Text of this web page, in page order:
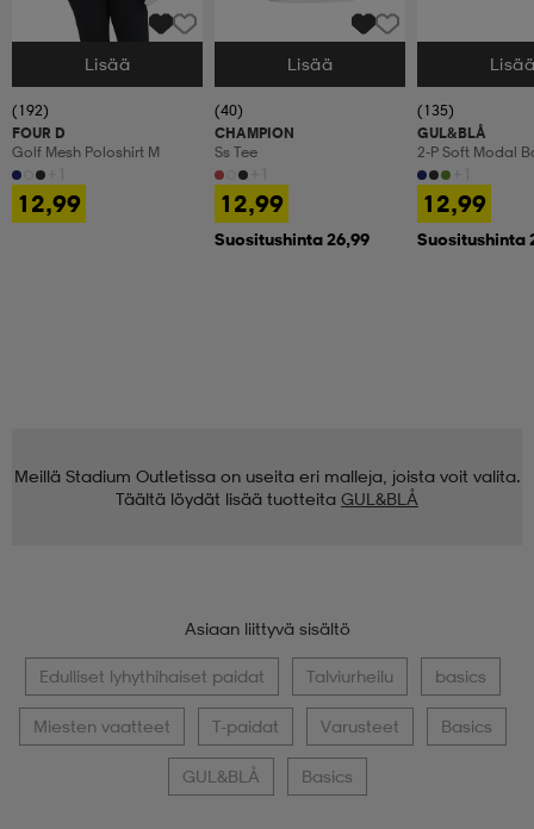
Valitse Koko
Lisää
(192)
FOUR D
Golf Mesh Poloshirt M
12,99
Valitse Koko
Lisää
(40)
CHAMPION
Ss Tee
12,99
Suositushinta 26,99
Valitse Koko
(135)
GUL&BLÅ
2-P Soft Modal
12,99
Suositushinta
Meillä Stadium Outletissa on useita eri malleja, joista voit valita.
Täältä löydät lisää tuotteita GUL&BLÅ
Asiaan liittyvä sisältö
Edulliset lyhythihaiset paidat Talviurheilu basics
Miesten vaatteet T-paidat Varusteet Basics
GUL&BLÅ Basics